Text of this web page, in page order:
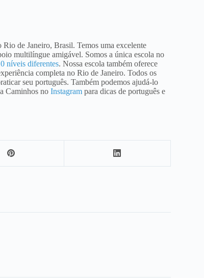
de Janeiro, Brasil. Temos uma excelente
multilíngue amigável. Somos a única escola no
níveis diferentes. Nossa escola também oferece
completa no Rio de Janeiro. Todos os
seu português. Também podemos ajudá-lo
Caminhos no Instagram para dicas de português e